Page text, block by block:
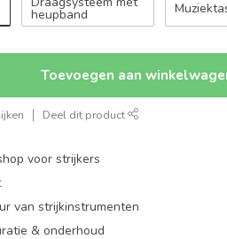
heupband
Toevoegen aan
Deel dit product
voor strijkers
van strijkinstrumenten
& onderhoud